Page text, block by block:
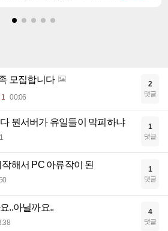
모집합니다
1 00:06
2
댓글
뭔서버가 유일들이 막피하냐 1
댓글
해서 PC 아류작이 된 1
댓글
..아닐까요.. 4
댓글